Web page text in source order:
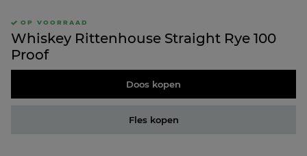
OP VOORRAAD
Whiskey Rittenhouse Straight Rye 100
Proof
Doos kopen
Fles kopen